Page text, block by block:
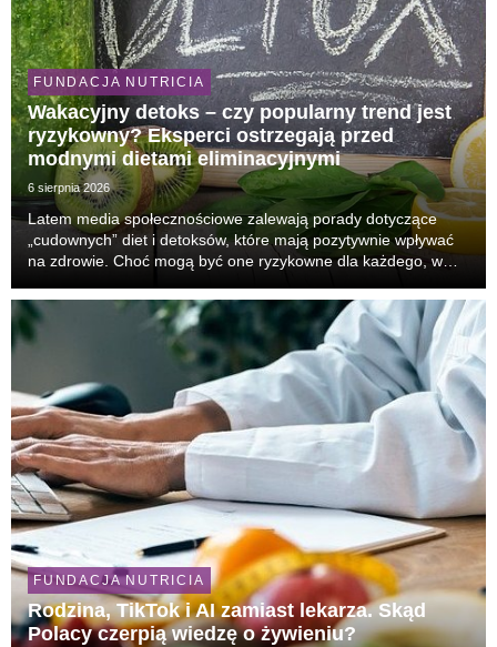
FUNDACJA NUTRICIA
Wakacyjny detoks – czy popularny trend jest
ryzykowny? Eksperci ostrzegają przed
modnymi dietami eliminacyjnymi
6 sierpnia 2026
Latem media społecznościowe zalewają porady dotyczące
„cudownych” diet i detoksów, które mają pozytywnie wpływać
na zdrowie. Choć mogą być one ryzykowne dla każdego, w
szczególnie poważnych konsekwencji. Jak wynika ...
FUNDACJA NUTRICIA
Rodzina, TikTok i AI zamiast lekarza. Skąd
Polacy czerpią wiedzę o żywieniu?